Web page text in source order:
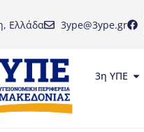
Ελλάδα 3ype@3ype.gr
3η ΥΠΕ